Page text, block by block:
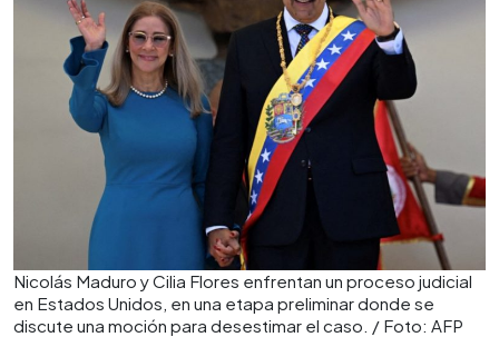
Nicolás Maduro y Cilia Flores enfrentan un proceso judicial
en Estados Unidos, en una etapa preliminar donde se
discute una moción para desestimar el caso. / Foto: AFP